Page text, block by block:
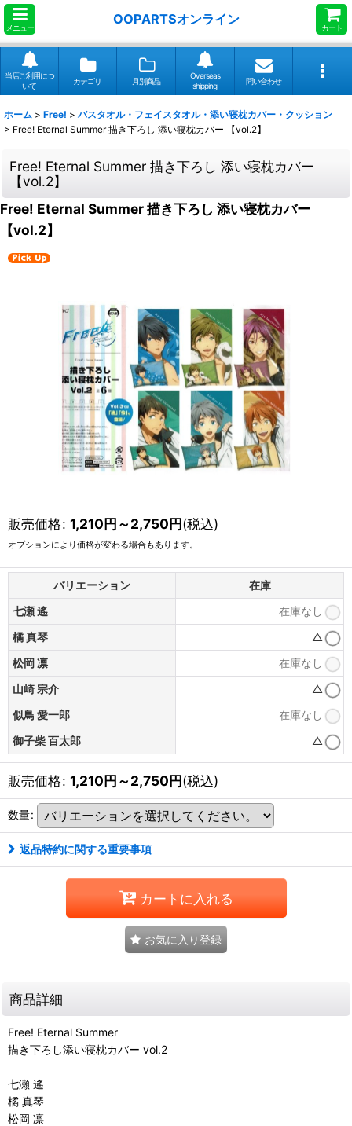
メニュー
OOPARTSオンライン
カート
当店ご利用につ
いて
カテゴリ 月別商品
Overseas
shipping
問い合わせ
ホーム > Free! > バスタオル・フェイスタオル・添い寝枕カバー・クッション
> Free! Eternal Summer 描き下ろし 添い寝枕カバー 【vol.2】
Free! Eternal Summer 描き下ろし 添い寝枕カバー
【vol.2】
Free! Eternal Summer 描き下ろし 添い寝枕カバー
【vol.2】
販売価格: 1,210円～2,750円(税込)
オプションにより価格が変わる場合もあります。
バリエーション
在庫
七瀬 遙
在庫なし
橘 真琴
△
松岡 凛
在庫なし
山崎 宗介
△
似鳥 愛一郎
在庫なし
御子柴 百太郎
△
販売価格: 1,210円～2,750円(税込)
数量:
返品特約に関する重要事項
カートに入れる
お気に入り登録
商品詳細
Free! Eternal Summer
描き下ろし添い寝枕カバー vol.2
七瀬 遙
橘 真琴
松岡 凛